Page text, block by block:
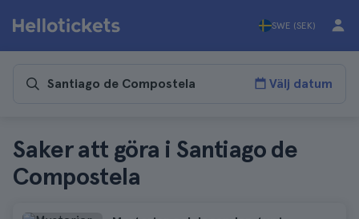
SWE (SEK)
Välj datum
Saker att göra i Santiago de
Compostela